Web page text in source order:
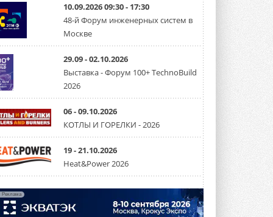
стартует уже в сентябре 2026 года ...
3 АВГУСТА 2026
«Русклимат» укрепляет
партнёрство за Уралом
Президент Омского землячества в
Москве Михаил Тимошенко посетил
Омск с трёхдневным рабочим визитом ...
31 ИЮЛЯ 2026
Carrier модернизирует
флагманский чиллер AquaEdge
19XR
работающую на хладагенте R1234ze ...
31 ИЮЛЯ 2026
охлаждения для ЦОД
Mitsubishi Electric создаёт в США новую
10.09.2026 09:30 - 17:30
48-й Форум инженерных систем в
Москве
29.09 - 02.10.2026
Выставка - Форум 100+ TechnoBuild
2026
06 - 09.10.2026
КОТЛЫ И ГОРЕЛКИ - 2026
19 - 21.10.2026
Heat&Power 2026
Реклама